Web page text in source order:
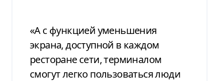
«А с функцией уменьшения
экрана, доступной в каждом
ресторане сети, терминалом
смогут легко пользоваться люди